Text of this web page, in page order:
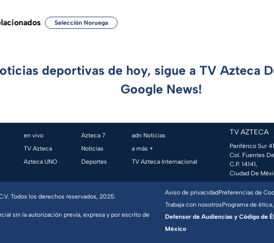
Selección Noruega
deportivas de hoy, sigue a TV Azteca
Google News!
en vivo
TV Azteca
Azteca UNO
Azteca 7
Noticias
Deportes
adn Noticias
a más +
TV Azteca Internacional
TV AZTECA
Periférico Sur
Col. Fuentes
C.P. 14141,
Ciudad De
Todos los derechos reservados, 2025.
sin la autorización previa, expresa y por escrito de
Aviso de privacidadPreferencias de
Trabaja con nosotrosPrograma de
Defensor de Audiencias y Código de
México